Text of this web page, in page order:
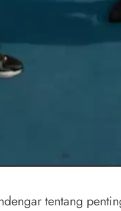
tentang